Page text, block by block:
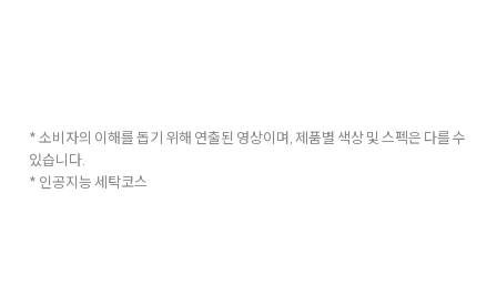
* 소비자의 이해를 돕기 위해 연출된 영상이며, 제품별 색상 및 스펙은 다를 수
있습니다.
* 인공지능 세탁코스